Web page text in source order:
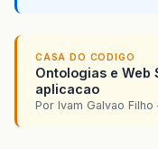
CASA DO CODIGO
Ontologias e Web
aplicacao
Por Ivam Galvao